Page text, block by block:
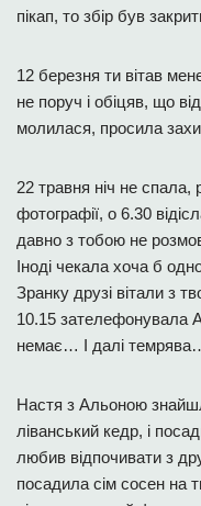
пікап, то збір був
12 березня ти вітав
не поруч і обіцяв, що
молилася, просила
22 травня ніч не спала,
фотографії, о 6.30
давно з тобою не
Іноді чекала хоча б
Зранку друзі вітали з
10.15 зателефонувала
немає… І далі
Настя з Альоною
ліванський кедр, і
любив відпочивати з
посадила сім сосен на